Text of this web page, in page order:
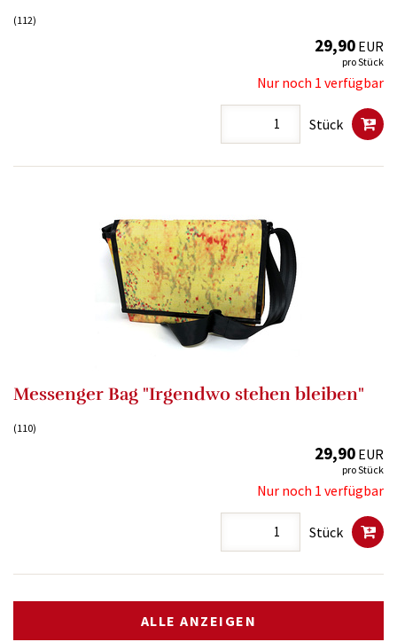
(112)
29,90 EUR
pro Stück
Nur noch 1 verfügbar
Stück
Messenger Bag "Irgendwo stehen bleiben"
(110)
29,90 EUR
pro Stück
Nur noch 1 verfügbar
Stück
ALLE ANZEIGEN